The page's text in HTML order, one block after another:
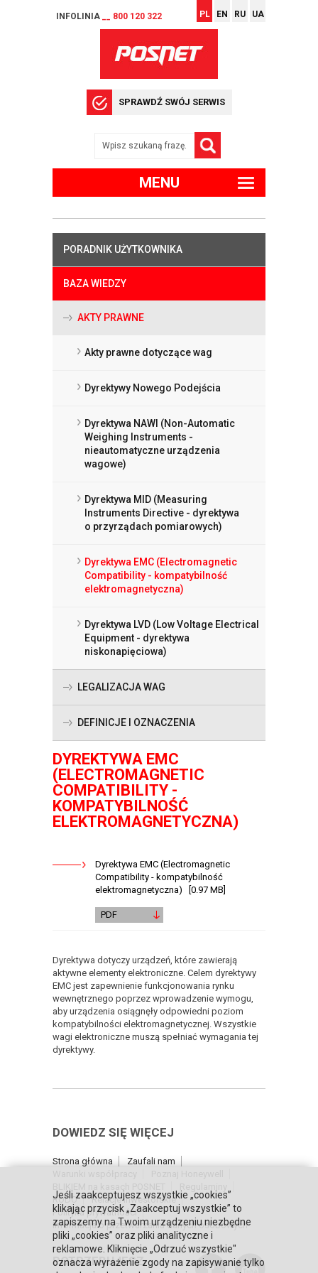
INFOLINIA __ 800 120 322 PL EN RU UA
SPRAWDŹ SWÓJ SERWIS
MENU
PORADNIK UŻYTKOWNIKA
BAZA WIEDZY
AKTY PRAWNE
Akty prawne dotyczące wag
Dyrektywy Nowego Podejścia
Dyrektywa NAWI (Non-Automatic
Weighing Instruments -
nieautomatyczne urządzenia
wagowe)
Dyrektywa MID (Measuring
Instruments Directive - dyrektywa
o przyrządach pomiarowych)
Dyrektywa EMC (Electromagnetic
Compatibility - kompatybilność
elektromagnetyczna)
Dyrektywa LVD (Low Voltage Electrical
Equipment - dyrektywa
niskonapięciowa)
LEGALIZACJA WAG
DEFINICJE I OZNACZENIA
DYREKTYWA EMC
(ELECTROMAGNETIC
COMPATIBILITY -
KOMPATYBILNOŚĆ
ELEKTROMAGNETYCZNA)
Dyrektywa EMC (Electromagnetic
Compatibility - kompatybilność
elektromagnetyczna) [0.97 MB]
PDF
Dyrektywa dotyczy urządzeń, które zawierają
aktywne elementy elektroniczne. Celem dyrektywy
EMC jest zapewnienie funkcjonowania rynku
wewnętrznego poprzez wprowadzenie wymogu,
aby urządzenia osiągnęły odpowiedni poziom
kompatybilności elektromagnetycznej. Wszystkie
wagi elektroniczne muszą spełniać wymagania tej
dyrektywy.
DOWIEDZ SIĘ WIĘCEJ
Strona główna
Zaufali nam
RODO
Relacje inwestorskie
Polityka prywatności
Informacja o przetwarzaniu danych osobowych
POTRZEBUJESZ
Jeśli zaakceptujesz wszystkie „cookies”
klikając przycisk „Zaakceptuj wszystkie” to
zapiszemy na Twoim urządzeniu niezbędne
pliki „cookies” oraz pliki analityczne i
reklamowe. Kliknięcie „Odrzuć wszystkie"
oznacza wyrażenie zgody na zapisywanie tylko